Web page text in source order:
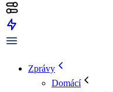
Zprávy
Domácí